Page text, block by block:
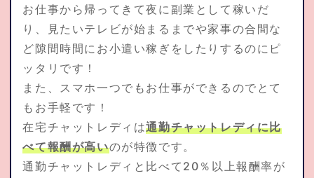
お仕事から帰ってきて夜に副業として稼いだ
り、見たいテレビが始まるまでや家事の合間な
ど隙間時間にお小遣い稼ぎをしたりするのにピ
ッタリです！
また、スマホ一つでもお仕事ができるのでとて
もお手軽です！
在宅チャットレディは通勤チャットレディに比
べて報酬が高いのが特徴です。
通勤チャットレディと比べて20％以上報酬率が